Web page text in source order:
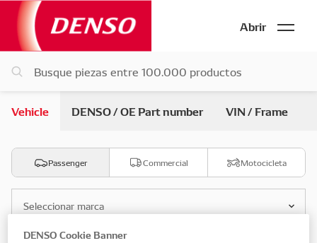
Abrir
Vehicle DENSO / OE Part number VIN / Frame
Passenger Commercial Motocicleta
Seleccionar marca
DENSO Cookie Banner